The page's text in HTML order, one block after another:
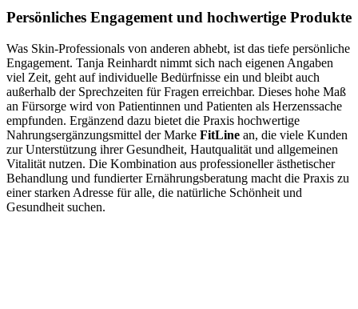
Persönliches Engagement und hochwertige Produkte
Was Skin-Professionals von anderen abhebt, ist das tiefe persönliche
Engagement. Tanja Reinhardt nimmt sich nach eigenen Angaben
viel Zeit, geht auf individuelle Bedürfnisse ein und bleibt auch
außerhalb der Sprechzeiten für Fragen erreichbar. Dieses hohe Maß
an Fürsorge wird von Patientinnen und Patienten als Herzenssache
empfunden. Ergänzend dazu bietet die Praxis hochwertige
Nahrungsergänzungsmittel der Marke FitLine an, die viele Kunden
zur Unterstützung ihrer Gesundheit, Hautqualität und allgemeinen
Vitalität nutzen. Die Kombination aus professioneller ästhetischer
Behandlung und fundierter Ernährungsberatung macht die Praxis zu
einer starken Adresse für alle, die natürliche Schönheit und
Gesundheit suchen.